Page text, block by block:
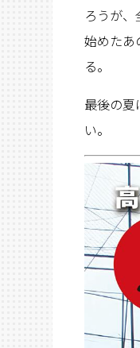
ろうが
始めたあ
る。
最後の夏
い。